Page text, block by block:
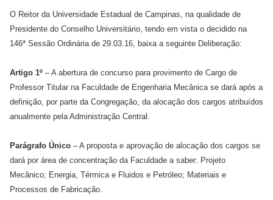
O Reitor da Universidade Estadual de Campinas, na qualidade de
Presidente do Conselho Universitário, tendo em vista o decidido na
146ª Sessão Ordinária de 29.03.16, baixa a seguinte Deliberação:
Artigo 1º – A abertura de concurso para provimento de Cargo de
Professor Titular na Faculdade de Engenharia Mecânica se dará após a
definição, por parte da Congregação, da alocação dos cargos atribuídos
anualmente pela Administração Central.
Parágrafo Único – A proposta e aprovação de alocação dos cargos se
dará por área de concentração da Faculdade a saber: Projeto
Mecânico; Energia, Térmica e Fluidos e Petróleo; Materiais e
Processos de Fabricação.